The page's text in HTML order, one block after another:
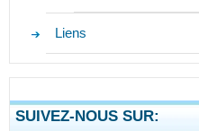
Liens
SUIVEZ-NOUS SUR: